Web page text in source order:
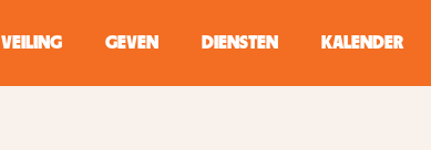
VEILING GEVEN DIENSTEN KALENDER